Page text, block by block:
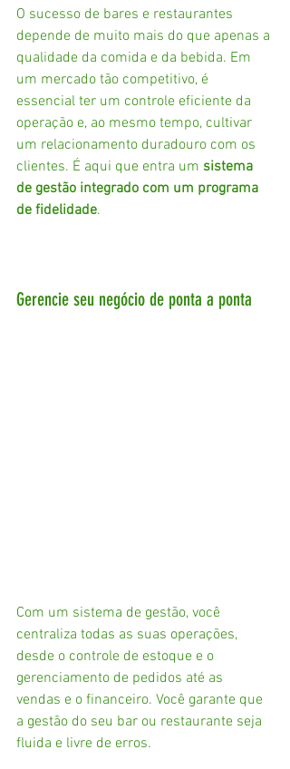
O sucesso de bares e restaurantes
depende de muito mais do que apenas a
qualidade da comida e da bebida. Em
um mercado tão competitivo, é
essencial ter um controle eficiente da
operação e, ao mesmo tempo, cultivar
um relacionamento duradouro com os
clientes. É aqui que entra um sistema
de gestão integrado com um programa
de fidelidade.
Gerencie seu negócio de ponta a ponta
Com um sistema de gestão, você
centraliza todas as suas operações,
desde o controle de estoque e o
gerenciamento de pedidos até as
vendas e o financeiro. Você garante que
a gestão do seu bar ou restaurante seja
fluida e livre de erros.